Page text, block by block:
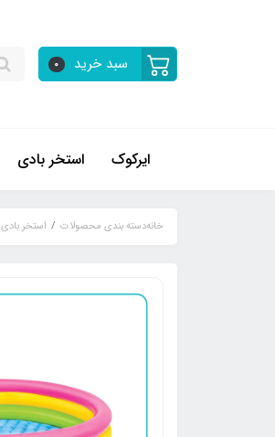
سبد خرید 0
ایرکوک استخر بادی
خانهدسته بندی محصولات استخر بادی